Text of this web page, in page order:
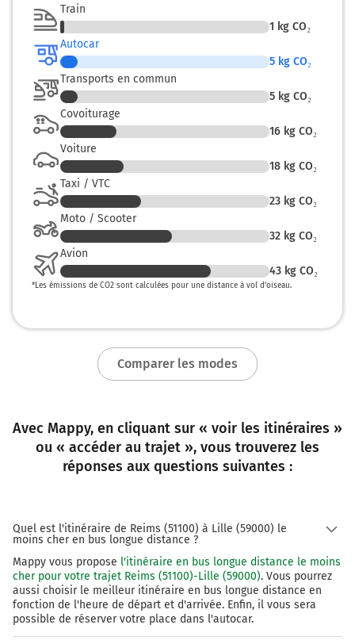
Train
1 kg CO₂
Autocar
5 kg CO₂
Transports en commun
5 kg CO₂
Covoiturage
16 kg CO₂
Voiture
18 kg CO₂
Taxi / VTC
23 kg CO₂
Moto / Scooter
32 kg CO₂
Avion
43 kg CO₂
*Les émissions de CO2 sont calculées pour une distance à vol d’oiseau.
Comparer les modes
Avec Mappy, en cliquant sur « voir les itinéraires »
ou « accéder au trajet », vous trouverez les
réponses aux questions suivantes :
Quel est l'itinéraire de Reims (51100) à Lille (59000) le
moins cher en bus longue distance ?
Mappy vous propose l'itinéraire en bus longue distance le moins
cher pour votre trajet Reims (51100)-Lille (59000). Vous pourrez
aussi choisir le meilleur itinéraire en bus longue distance en
fonction de l'heure de départ et d'arrivée. Enfin, il vous sera
possible de réserver votre place dans l'autocar.